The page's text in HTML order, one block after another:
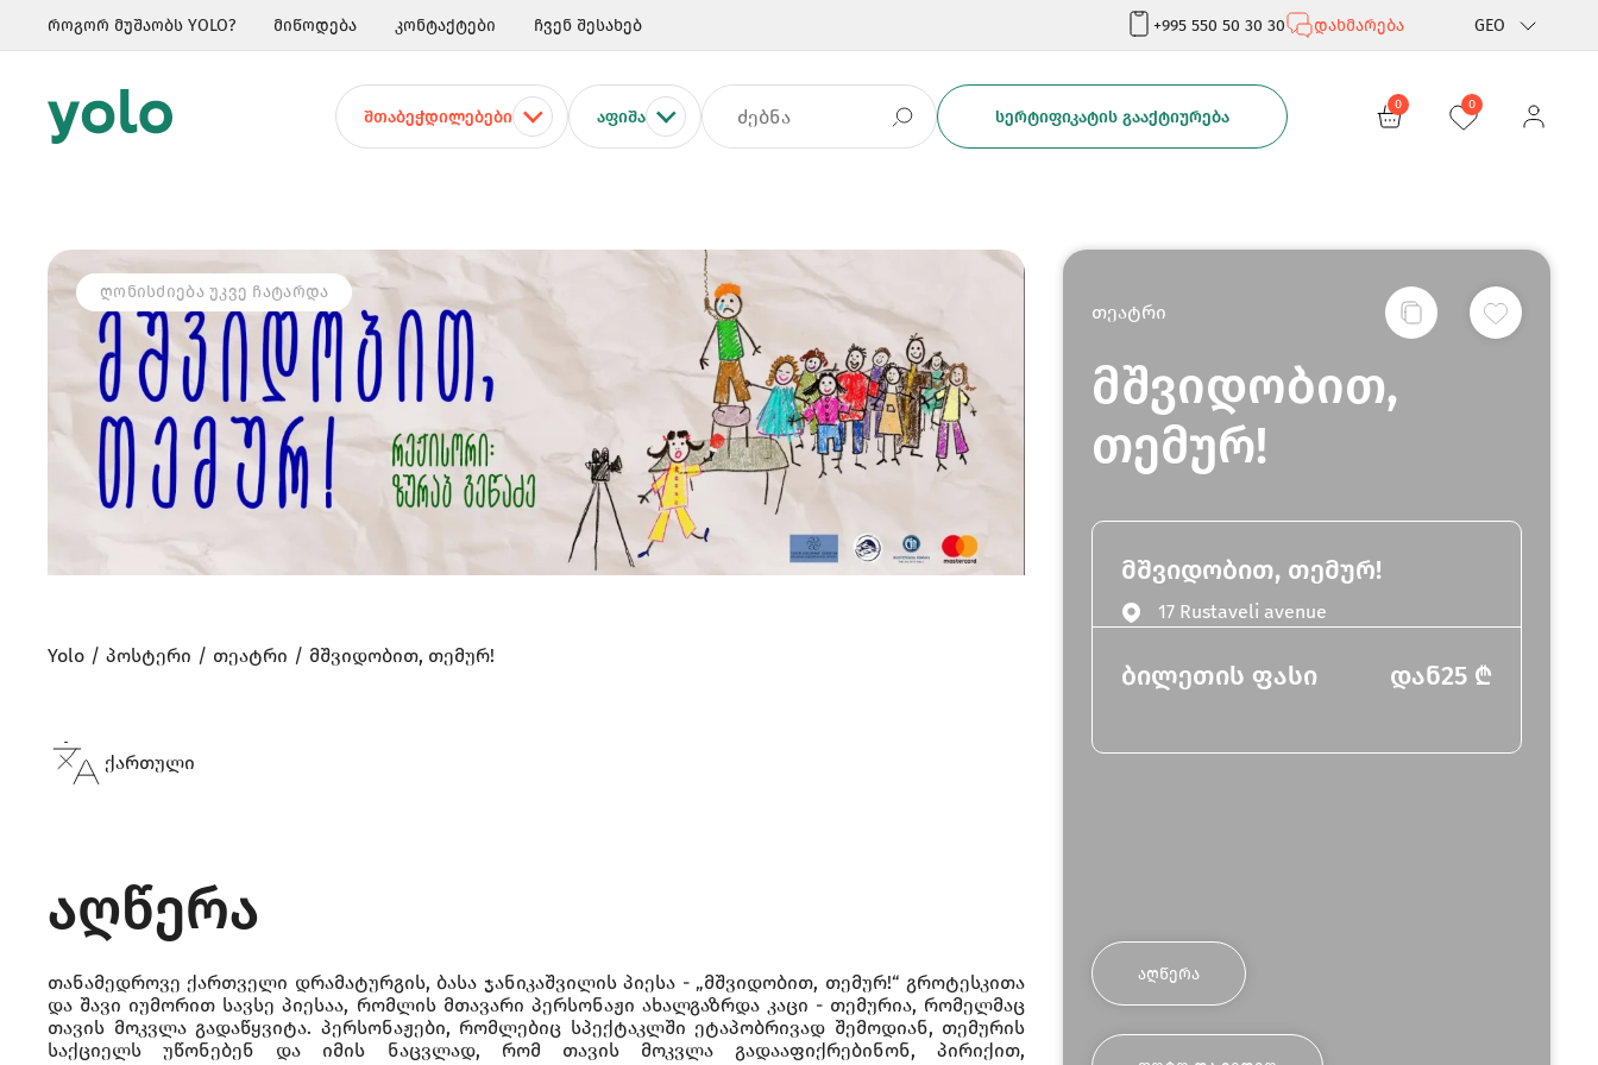
როგორ მუშაობს YOLO? მიწოდება კონტაქტები ჩვენ შესახებ +995 550 50 30 30 დახმარება GEO
Rus
ᲨᲗᲐᲑᲔᲭᲓᲘᲚᲔᲑᲔᲑᲘ ᲐᲤᲘᲨᲐ ᲡᲔᲠᲢᲘᲤᲘᲙᲐᲢᲘᲡ ᲒᲐᲐᲥᲢᲘᲣᲠᲔᲑᲐ
0 0
ᲦᲝᲜᲘᲡᲫᲘᲔᲑᲐ ᲣᲙᲕᲔ ᲩᲐᲢᲐᲠᲓᲐ
თეატრი
მშვიდობით,
თემურ!
მშვიდობით, თემურ!
17 Rustaveli avenue
ბილეთის ფასი დან25 ₾
ᲐᲦᲬᲔᲠᲐ
Yolo პოსტერი თეატრი მშვიდობით, თემურ!
ქართული
აღწერა
თანამედროვე ქართველი დრამატურგის, ბასა ჯანიკაშვილის პიესა - „მშვიდობით, თემურ!“ გროტესკითა
და შავი იუმორით სავსე პიესაა, რომლის მთავარი პერსონაჟი ახალგაზრდა კაცი - თემურია, რომელმაც
თავის მოკვლა გადაწყვიტა. პერსონაჟები, რომლებიც სპექტაკლში ეტაპობრივად შემოდიან, თემურის
საქციელს უწონებენ და იმის ნაცვლად, რომ თავის მოკვლა გადააფიქრებინონ, პირიქით,